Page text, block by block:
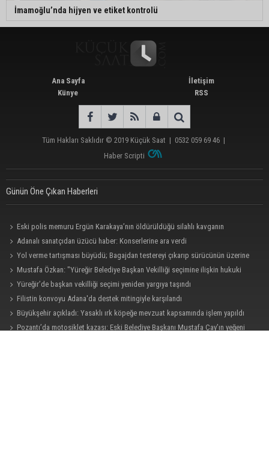
İmamoğlu’nda hijyen ve etiket kontrolü
Ana Sayfa
Künye
İletişim
RSS
Tüm Hakları Saklıdır © 2019 Küçük Saat | 0532 059 69 46 |
Haber Scripti
Günün Öne Çıkan Haberleri
Eski polis memuru Ergün Karakaya’nın öldürüldüğü silahlı kavganın
görüntüleri ortaya çıktı
Adanalı sanatçıdan üzücü haber: Konserlerine ara verdi
Yol verme tartışması büyüdü; Bagajdan testereyi çıkarıp sürücünün üzerine
yürüdü
Mustafa Özkan: "Yüreğir Belediye Başkan Vekilliği seçimine ilişkin hukuki
süreç başlatıldı"
Yüreğir’de başkan vekilliği seçimi yeniden yargıya taşındı
Filistin konvoyu Adana'da destek mitingiyle karşılandı
Büyükşehir açıkladı: Yasaklı ırk köpeğe mevzuat kapsamında işlem yapıldı
Pozantı’da motosiklet kazası: Eski Belediye Başkanı Mustafa Çay’ın yeğeni